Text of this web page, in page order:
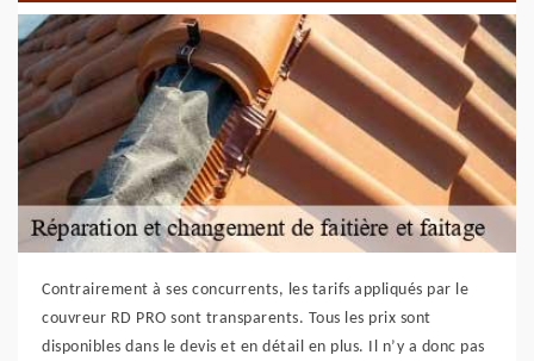
Contrairement à ses concurrents, les tarifs appliqués par le
couvreur RD PRO sont transparents. Tous les prix sont
disponibles dans le devis et en détail en plus. Il n’y a donc pas